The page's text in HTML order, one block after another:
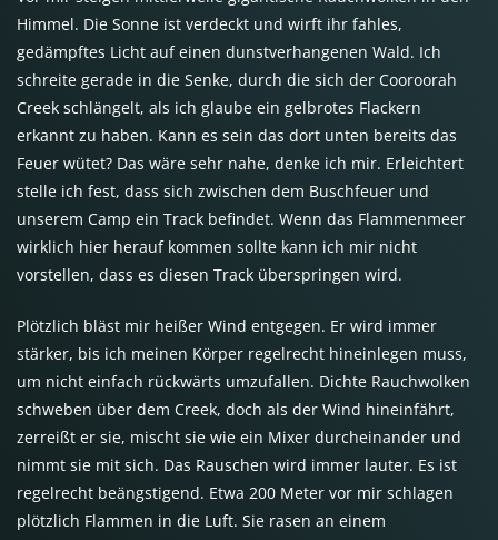
Himmel. Die Sonne ist verdeckt und wirft ihr fahles,
gedämpftes Licht auf einen dunstverhangenen Wald. Ich
schreite gerade in die Senke, durch die sich der Cooroorah
Creek schlängelt, als ich glaube ein gelbrotes Flackern
erkannt zu haben. Kann es sein das dort unten bereits das
Feuer wütet? Das wäre sehr nahe, denke ich mir. Erleichtert
stelle ich fest, dass sich zwischen dem Buschfeuer und
unserem Camp ein Track befindet. Wenn das Flammenmeer
wirklich hier herauf kommen sollte kann ich mir nicht
vorstellen, dass es diesen Track überspringen wird.
Plötzlich bläst mir heißer Wind entgegen. Er wird immer
stärker, bis ich meinen Körper regelrecht hineinlegen muss,
um nicht einfach rückwärts umzufallen. Dichte Rauchwolken
schweben über dem Creek, doch als der Wind hineinfährt,
zerreißt er sie, mischt sie wie ein Mixer durcheinander und
nimmt sie mit sich. Das Rauschen wird immer lauter. Es ist
regelrecht beängstigend. Etwa 200 Meter vor mir schlagen
plötzlich Flammen in die Luft. Sie rasen an einem